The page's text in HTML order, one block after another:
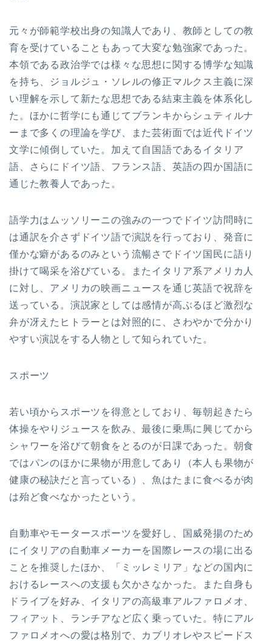
元々が師範学校出身の知識人であり、教師としての教
育を受けていることもあって大変な勉強家であった。
本領である政治学では様々な思想に関する博学な知識
を持ち、ジョルジュ・ソレルの修正マルクス主義に深
い理解を示して新たな思想である結束主義を体系化し
た。ほかに哲学にも通じてブランキからシュティルナ
ーまで多くの理論を学び、また芸術面では近代ドイツ
文学に傾倒していた。加えて自国語であるイタリア
語、さらにドイツ語、フランス語、英語の四か国語に
通じた教養人であった。
語学力はムッソリーニの強みの一つでドイツ訪問時に
は通訳を介さずドイツ語で演説を行っており、発音に
僅かな癖があるのみという流暢さでドイツ国民に語り
掛けて喝采を浴びている。またイタリア系アメリカ人
に対し、アメリカの映画ニュースを通じ英語で祝辞を
送っている。演説家としては感情が高ぶるほど激烈な
弁が冴えたヒトラーとは対照的に、さわやかで分かり
やすい演説をする人物として知られていた。
スポーツ
若い頃からスポーツを得意としており、毎朝起きたら
体操をやりジュースを飲み、最後に乗馬に興じてから
シャワーを浴びて朝食をとるのが日課であった。朝食
ではパンのほかに果物が用意してあり（本人も果物が
健康の秘訣だと言っている）、魚はたまに食べるが肉
は殆ど食べなかったという。
自動車やモータースポーツを愛好し、国威発揚のため
にイタリアの自動車メーカーを国際レースの場に出る
ことを推奨したほか、「ミッレミリア」などの国内に
おけるレースへの支援も欠かさなかった。また自身も
ドライブを好み、イタリアの高級車アルファロメオ、
フィアット、ランチアなど広く乗っていた。特にアル
ファロメオへの愛は格別で、カブリオレやスピードス